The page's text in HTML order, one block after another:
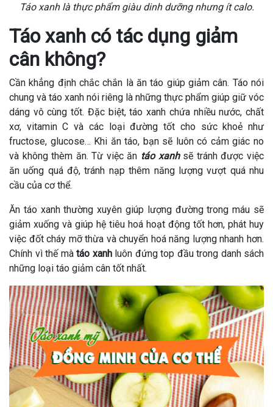
Táo xanh là thực phẩm giàu dinh dưỡng nhưng ít calo.
Táo xanh có tác dụng giảm
cân không?
Cần khẳng định chắc chắn là ăn táo giúp giảm cân. Táo nói
chung và táo xanh nói riêng là những thực phẩm giúp giữ vóc
dáng vô cùng tốt. Đặc biệt, táo xanh chứa nhiều nước, chất
xơ, vitamin C và các loại đường tốt cho sức khoẻ như
fructose, glucose… Khi ăn táo, bạn sẽ luôn có cảm giác no
và không thèm ăn. Từ việc ăn táo xanhsẽ tránh được việc
ăn uống quá độ, tránh nạp thêm năng lượng vượt quá nhu
cầu của cơ thể.
Ăn táo xanh thường xuyên giúp lượng đường trong máu sẽ
giảm xuống và giúp hệ tiêu hoá hoạt động tốt hơn, phát huy
việc đốt cháy mỡ thừa và chuyển hoá năng lượng nhanh hơn.
Chính vì thế mà táo xanhluôn đứng top đầu trong danh sách
những loại táo giảm cân tốt nhất.